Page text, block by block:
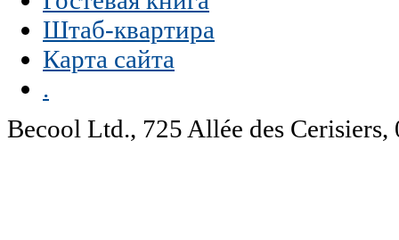
Штаб-квартира
Карта сайта
.
Becool Ltd., 725 Allée des